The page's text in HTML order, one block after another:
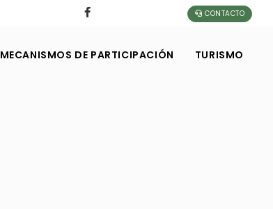
CONTACTO
MECANISMOS DE PARTICIPACIÓN TURISMO